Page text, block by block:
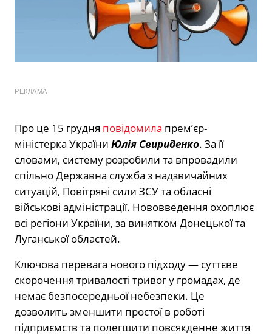
РЕКЛАМА
Про це 15 грудня повідомила прем’єр-
міністерка України Юлія Свириденко. За її
словами, систему розробили та впровадили
спільно Державна служба з надзвичайних
ситуацій, Повітряні сили ЗСУ та обласні
військові адміністрації. Нововведення охоплює
всі регіони України, за винятком Донецької та
Луганської областей.
Ключова перевага нового підходу — суттєве
скорочення тривалості тривог у громадах, де
немає безпосередньої небезпеки. Це
дозволить зменшити простої в роботі
підприємств та полегшити повсякденне життя